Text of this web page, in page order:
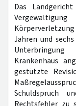
Das
Jahren und
Krankenhaus
gestützte
Schuldspruch